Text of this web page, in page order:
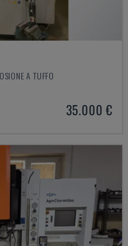
A TUFFO
35.000 €